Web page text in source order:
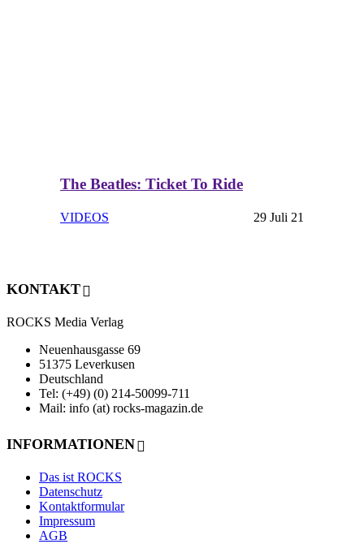
The Beatles: Ticket To Ride
VIDEOS 29 Juli 21
KONTAKT
ROCKS Media Verlag
Neuenhausgasse 69
51375 Leverkusen
Deutschland
Tel: (+49) (0) 214-50099-711
Mail: info (at) rocks-magazin.de
INFORMATIONEN
Das ist ROCKS
Datenschutz
Kontaktformular
Impressum
AGB